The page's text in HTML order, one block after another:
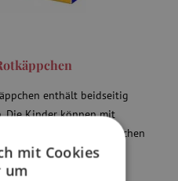
enthält beidseitig
Die Kinder können mit
ein klassisches Märchen
ab 3 Jahren geeignet.
mit Cookies
um